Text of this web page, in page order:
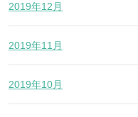
2019年12月
2019年11月
2019年10月